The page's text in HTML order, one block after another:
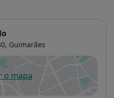
Guimarães
o mapa
abre num novo separador